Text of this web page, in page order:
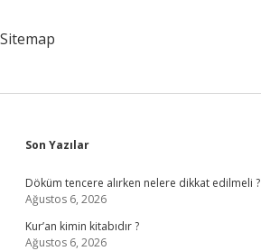
Sitemap
Sidebar
Son Yazılar
Döküm tencere alırken nelere dikkat edilmeli ?
Ağustos 6, 2026
Kur’an kimin kitabıdır ?
Ağustos 6, 2026